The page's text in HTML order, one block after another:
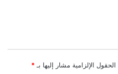
الحقول الإلزامية مشار إليها بـ *